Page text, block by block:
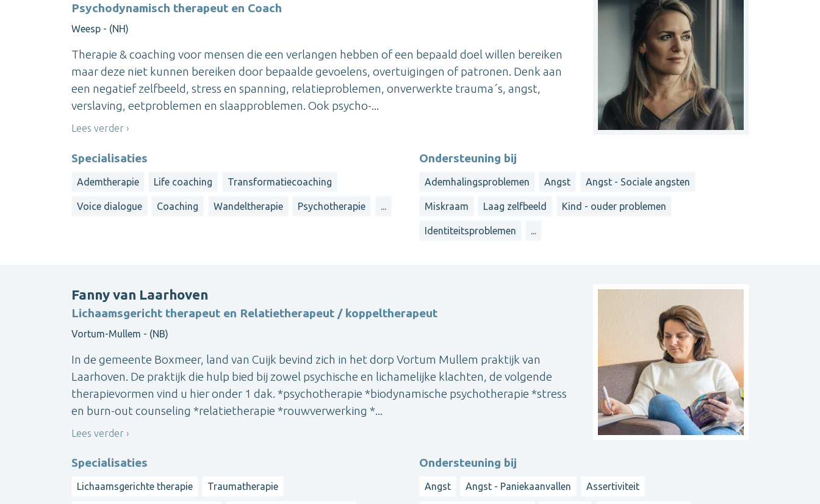
Psychodynamisch therapeut en Coach
Weesp - (NH)
Therapie & coaching voor mensen die een verlangen hebben of een bepaald doel willen bereiken
maar deze niet kunnen bereiken door bepaalde gevoelens, overtuigingen of patronen. Denk aan
een negatief zelfbeeld, stress en spanning, relatieproblemen, onverwerkte trauma´s, angst,
verslaving, eetproblemen en slaapproblemen. Ook psycho-...
Lees verder
Specialisaties
Ademtherapie Life coaching Transformatiecoaching
Voice dialogue Coaching Wandeltherapie Psychotherapie ...
Ondersteuning bij
Ademhalingsproblemen Angst Angst - Sociale angsten
Miskraam Laag zelfbeeld Kind - ouder problemen
Identiteitsproblemen ...
Fanny van Laarhoven
Lichaamsgericht therapeut en Relatietherapeut / koppeltherapeut
Vortum-Mullem - (NB)
In de gemeente Boxmeer, land van Cuijk bevind zich in het dorp Vortum Mullem praktijk van
Laarhoven. De praktijk die hulp bied bij zowel psychische en lichamelijke klachten, de volgende
therapievormen vind u hier onder 1 dak. *psychotherapie *biodynamische psychotherapie *stress
en burn-out counseling *relatietherapie *rouwverwerking *...
Lees verder
Specialisaties
Lichaamsgerichte therapie Traumatherapie
Ondersteuning bij
Angst Angst - Paniekaanvallen Assertiviteit